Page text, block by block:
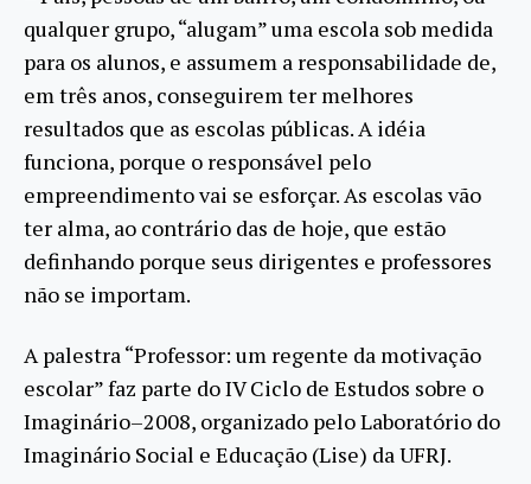
qualquer grupo, “alugam” uma escola sob medida
para os alunos, e assumem a responsabilidade de,
em três anos, conseguirem ter melhores
resultados que as escolas públicas. A idéia
funciona, porque o responsável pelo
empreendimento vai se esforçar. As escolas vão
ter alma, ao contrário das de hoje, que estão
definhando porque seus dirigentes e professores
não se importam.
A palestra “Professor: um regente da motivação
escolar” faz parte do IV Ciclo de Estudos sobre o
Imaginário–2008, organizado pelo Laboratório do
Imaginário Social e Educação (Lise) da UFRJ.